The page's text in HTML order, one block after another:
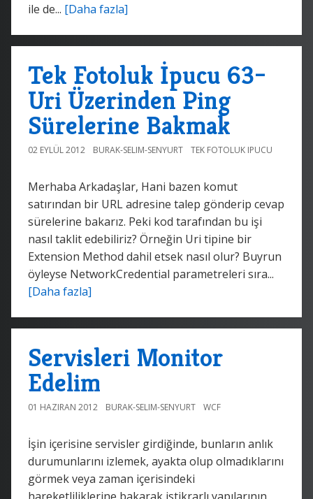
ile de... [Daha fazla]
Tek Fotoluk İpucu 63–
Uri Üzerinden Ping
Sürelerine Bakmak
02 EYLÜL 2012 BURAK-SELIM-SENYURT TEK FOTOLUK IPUCU
Merhaba Arkadaşlar, Hani bazen komut
satırından bir URL adresine talep gönderip cevap
sürelerine bakarız. Peki kod tarafından bu işi
nasıl taklit edebiliriz? Örneğin Uri tipine bir
Extension Method dahil etsek nasıl olur? Buyrun
öyleyse NetworkCredential parametreleri sıra...
[Daha fazla]
Servisleri Monitor
Edelim
01 HAZIRAN 2012 BURAK-SELIM-SENYURT WCF
İşin içerisine servisler girdiğinde, bunların anlık
durumunlarını izlemek, ayakta olup olmadıklarını
görmek veya zaman içerisindeki